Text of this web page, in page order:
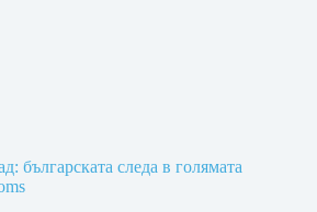
българската следа в голямата